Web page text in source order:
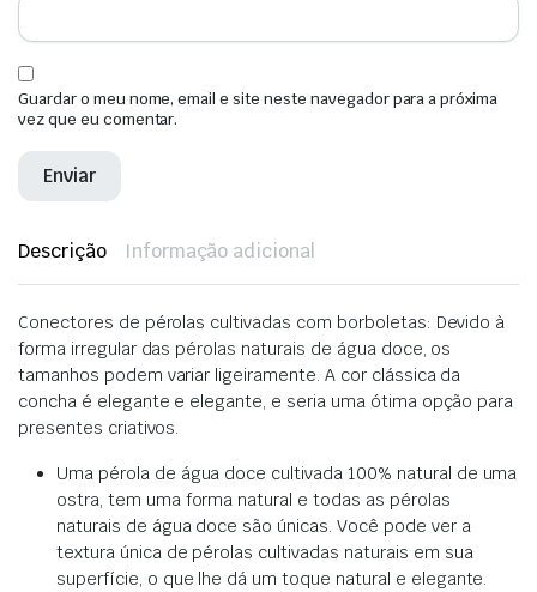
Guardar o meu nome, email e site neste navegador para a próxima
vez que eu comentar.
Descrição Informação adicional
Conectores de pérolas cultivadas com borboletas: Devido à
forma irregular das pérolas naturais de água doce, os
tamanhos podem variar ligeiramente. A cor clássica da
concha é elegante e elegante, e seria uma ótima opção para
presentes criativos.
Uma pérola de água doce cultivada 100% natural de uma
ostra, tem uma forma natural e todas as pérolas
naturais de água doce são únicas. Você pode ver a
textura única de pérolas cultivadas naturais em sua
superfície, o que lhe dá um toque natural e elegante.